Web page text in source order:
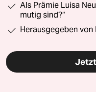
Als Prämie Luisa
mutig sind?“
Herausgegeben von